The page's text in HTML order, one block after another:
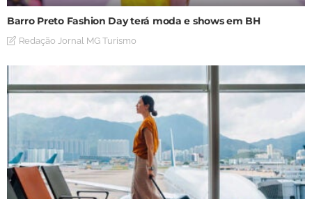
Barro Preto Fashion Day terá moda e shows em BH
Redação Jornal MG Turismo